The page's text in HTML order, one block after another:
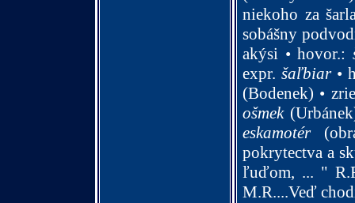
niekoho za
sobášny
akýsi •hovor.:
expr. šaľbiar•
(Bodenek) •
ošmek
eskamotér
pokrytectva a
ľuďom, ... "
M.R....Veď